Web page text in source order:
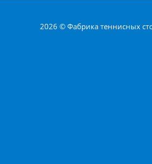
2026 © Фабрика теннисных